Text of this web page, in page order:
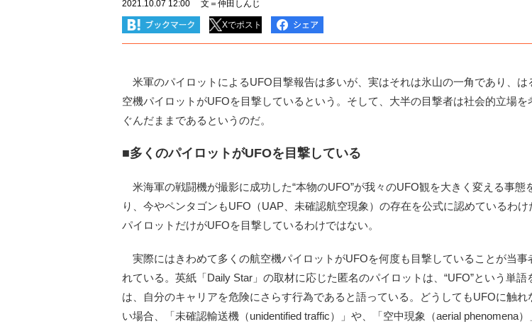
2021.10.07 12:00 文＝仲田しんじ
Xでポスト
米軍のパイロットによるUFO目撃報告は多いが、実はそれは氷山の一角であり、は
空機パイロットがUFOを目撃しているという。そして、大半の目撃者は社会的立場を
ぐんだままであるというのだ。
■多くのパイロットがUFOを目撃している
米海軍の戦闘機が撮影に成功した“本物のUFO”が我々のUFO観を大きく変える事態
り、今やペンタゴンもUFO（UAP、未確認航空現象）の存在を公式に認めているわ
パイロットだけがUFOを目撃しているわけではない。
実際にはきわめて多くの航空機パイロットがUFOを何度も目撃していることが当事
れている。英紙「Daily Star」の取材に応じた匿名のパイロットは、“UFO”という単語
は、自分のキャリアを危険にさらす行為であると語っている。どうしてもUFOに触れ
い場合、「未確認輸送機（unidentified traffic）」や、「空中現象（aerial phenomena